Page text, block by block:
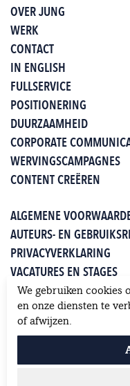
OVER JUNG
WERK
CONTACT
IN ENGLISH
FULLSERVICE
POSITIONERING
DUURZAAMHEID
CORPORATE
WERVINGSCAMPAGNES
CONTENT CREËREN
ALGEMENE
AUTEURS- EN
PRIVACYVERKLARING
VACATURES EN STAGES
WHITEPAPERS
KLANTEN OVER JUNG
We gebruiken cookies
en onze diensten te
of afwijzen.